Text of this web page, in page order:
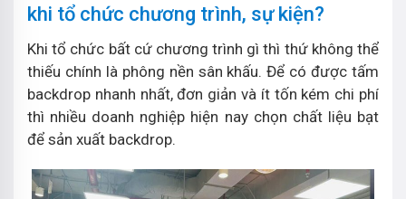
khi tổ chức chương trình, sự kiện?
Khi tổ chức bất cứ chương trình gì thì thứ không thể
thiếu chính là phông nền sân khấu. Để có được tấm
backdrop nhanh nhất, đơn giản và ít tốn kém chi phí
thì nhiều doanh nghiệp hiện nay chọn chất liệu bạt
để sản xuất backdrop.